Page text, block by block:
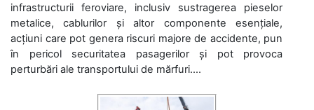
infrastructurii feroviare, inclusiv sustragerea pieselor
metalice, cablurilor și altor componente esențiale,
acțiuni care pot genera riscuri majore de accidente, pun
în pericol securitatea pasagerilor și pot provoca
perturbări ale transportului de mărfuri....